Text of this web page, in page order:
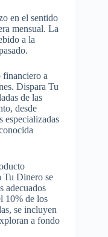
en el sentido
mensual. La
a la
financiero a
Dispara Tu
de las
desde
especializadas
Tu Dinero se
adecuados
10% de los
se incluyen
a fondo